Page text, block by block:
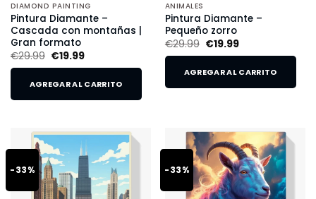
DIAMOND PAINTING
Pintura Diamante –
Cascada con montañas |
Gran formato
€29.99 €19.99
AGREGAR AL CARRITO
ANIMALES
Pintura Diamante –
Pequeño zorro
€29.99 €19.99
AGREGAR AL CARRITO
-33% -33%